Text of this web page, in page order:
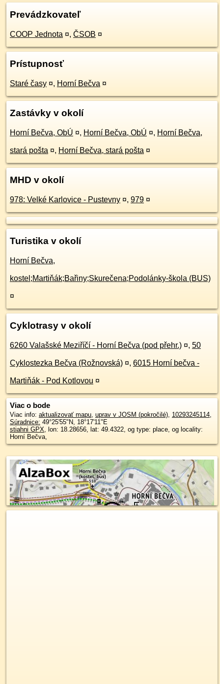
Prevádzkovateľ
COOP Jednota ¤, ČSOB ¤
Prístupnosť
Staré časy ¤, Horní Bečva ¤
Zastávky v okolí
Horní Bečva, ObÚ ¤, Horní Bečva, ObÚ ¤, Horní Bečva,
stará pošta ¤, Horní Bečva, stará pošta ¤
MHD v okolí
978: Velké Karlovice - Pustevny ¤, 979 ¤
Turistika v okolí
Horní Bečva,
kostel;Martiňák;Bařiny;Skurečena;Podolánky-škola (BUS)
¤
Cyklotrasy v okolí
6260 Valašské Meziříčí - Horní Bečva (pod přehr.) ¤, 50
Cyklostezka Bečva (Rožnovská) ¤, 6015 Horní bečva -
Martiňák - Pod Kotlovou ¤
Viac o bode
Viac info: aktualizovať mapu, uprav v JOSM (pokročilé), 10293245114,
Súradnice: 49°25'55"N, 18°17'11"E
stiahni GPX, lon: 18.28656, lat: 49.4322, og type: place, og locality:
Horní Bečva,